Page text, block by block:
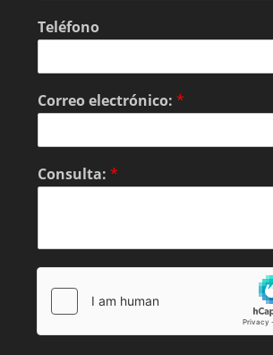
Teléfono
Correo electrónico: *
Consulta: *